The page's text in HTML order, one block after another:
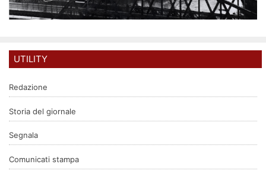
UTILITY
Redazione
Storia del giornale
Segnala
Comunicati stampa